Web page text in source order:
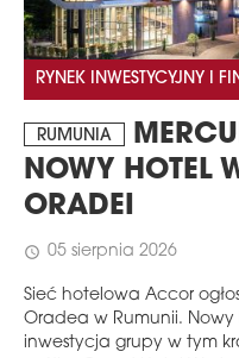
RYNEK INWESTYCYJNY I
RUMUNIA
NOWY HOTEL
ORADEI
schedule 05 sierpnia 2026
Sieć hotelowa Accor
Oradea w Rumunii.
inwestycja grupy w tym